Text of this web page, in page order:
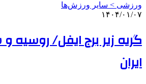
ورزشی > سایر ورزش‌ها
۱۴۰۴/۰۱/۰۷
گریه زیر برج ایفل/ روسیه
ایران